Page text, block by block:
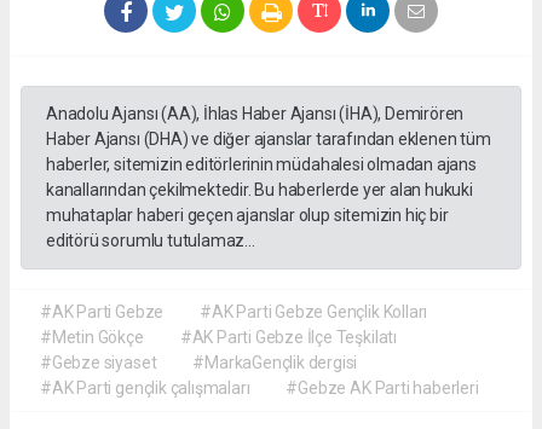
Anadolu Ajansı (AA), İhlas Haber Ajansı (İHA), Demirören
Haber Ajansı (DHA) ve diğer ajanslar tarafından eklenen tüm
haberler, sitemizin editörlerinin müdahalesi olmadan ajans
kanallarından çekilmektedir. Bu haberlerde yer alan hukuki
muhataplar haberi geçen ajanslar olup sitemizin hiç bir
editörü sorumlu tutulamaz...
#AK Parti Gebze
#AK Parti Gebze Gençlik Kolları
#Metin Gökçe
#AK Parti Gebze İlçe Teşkilatı
#Gebze siyaset
#MarkaGençlik dergisi
#AK Parti gençlik çalışmaları
#Gebze AK Parti haberleri